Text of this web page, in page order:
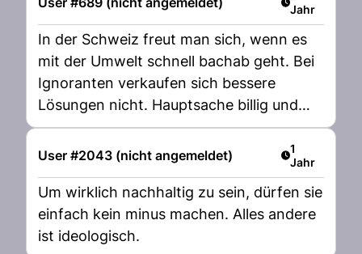
Jahr
In der Schweiz freut man sich, wenn es
mit der Umwelt schnell bachab geht. Bei
Ignoranten verkaufen sich bessere
Lösungen nicht. Hauptsache billig und
immer nur an sich selbst denken. Ich ich
ich, es ist zum davonlaufen!
User #2043 (nicht angemeldet) Artikel
1
Jahr
Um wirklich nachhaltig zu sein, dürfen sie
einfach kein minus machen. Alles andere
ist ideologisch.